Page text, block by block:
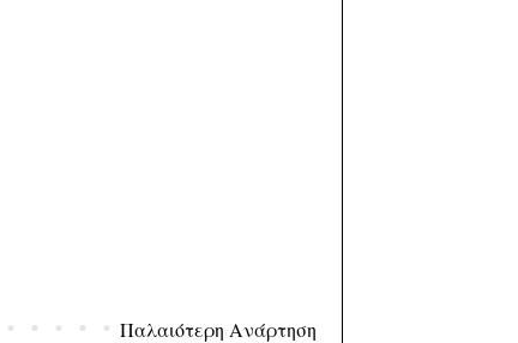
Παλαιότερη Ανάρτηση